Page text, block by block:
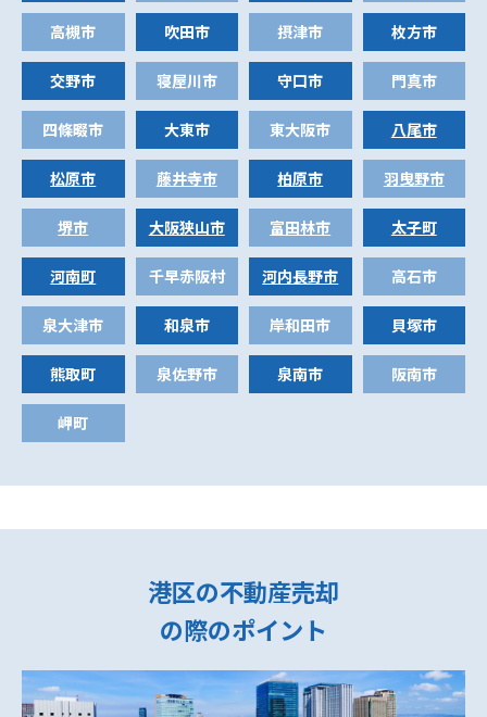
高槻市 吹田市 摂津市 枚方市
交野市 寝屋川市 守口市 門真市
四條畷市 大東市 東大阪市 八尾市
松原市 藤井寺市 柏原市 羽曳野市
堺市 大阪狭山市 富田林市 太子町
河南町 千早赤阪村 河内長野市 高石市
泉大津市 和泉市 岸和田市 貝塚市
熊取町 泉佐野市 泉南市 阪南市
岬町
港区の不動産売却
の際のポイント